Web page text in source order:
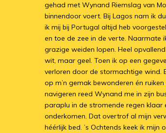
gehad met Wynand Riemslag van
binnendoor voert. Bij Lagos nam ik
ik mij bij Portugal altijd heb
en toe de zee in de verte. Naarmate
grazige weiden lopen. Heel
wit, maar geel. Toen ik op een
verloren door de stormachtige wind.
op m’n gemak bewonderen én
navigeren reed Wynand me in zijn
paraplu in de stromende regen klaar
onderkomen. Dat overtrof al mijn
héérlijk bed. ’s Ochtends keek ik